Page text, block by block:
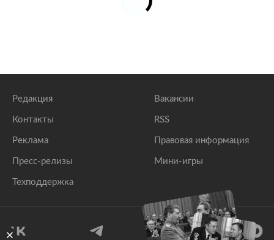
Редакция
Контакты
Реклама
Пресс-релизы
Техподдержка
Вакансии
RSS
Правовая информация
Мини-игры